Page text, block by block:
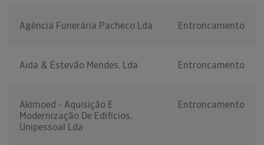
Agência Funerária Pacheco Lda Entroncamento
Aida & Estevão Mendes, Lda Entroncamento
Akimoed - Aquisição E
Modernização De Edifícios,
Unipessoal Lda
Entroncamento